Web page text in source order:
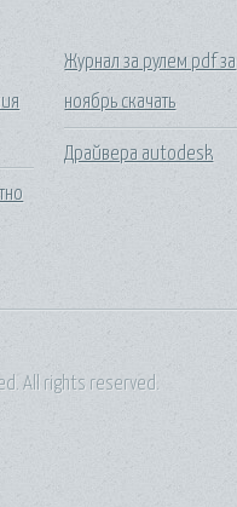
Журнал за рулем pdf за
ноябрь скачать
Драйвера autodesk
All rights reserved.